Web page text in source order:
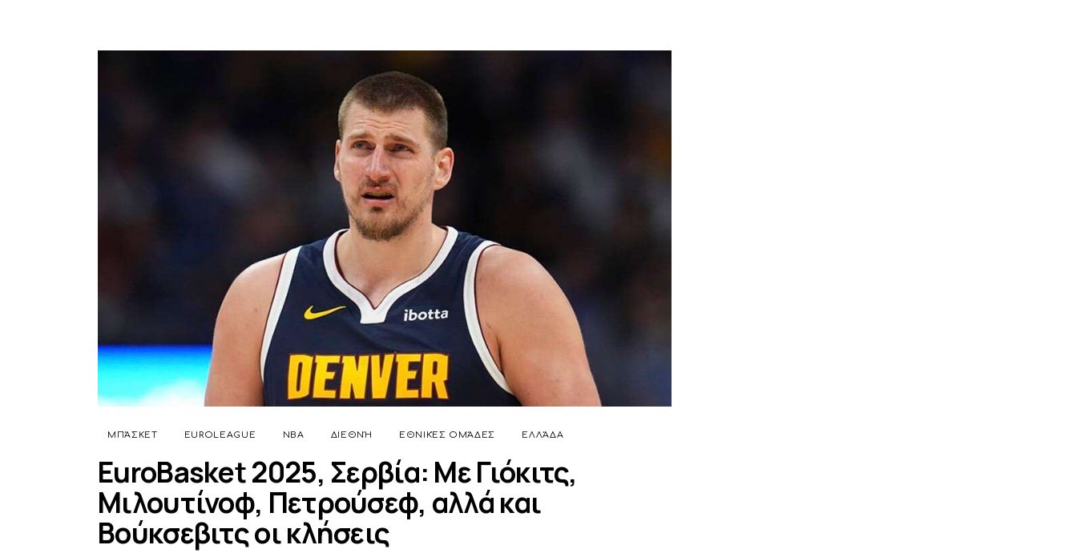
ΜΠΆΣΚΕΤ EUROLEAGUE NBA ΔΙΕΘΝΉ ΕΘΝΙΚΈΣ ΟΜΆΔΕΣ ΕΛΛΆΔΑ
EuroBasket 2025, Σερβία: Με Γιόκιτς,
Μιλουτίνοφ, Πετρούσεφ, αλλά και
Βούκσεβιτς οι κλήσεις